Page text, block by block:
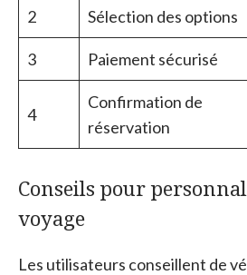
2 Sélection des options
3 Paiement sécurisé
4
Confirmation de
réservation
Conseils pour
voyage
Les utilisateurs conseillent de